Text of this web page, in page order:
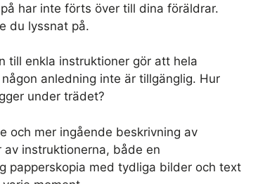
har inte förts över till dina föräldrar.
du lyssnat på.
till enkla instruktioner gör att hela
anledning inte är tillgänglig. Hur
under trädet?
och mer ingående beskrivning av
instruktionerna, både en
papperskopia med tydliga bilder och text